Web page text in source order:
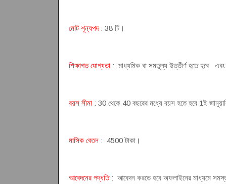
মোট শূন্যপদ: 38 টি।
শিক্ষাগত যোগ্যতা: মাধ্যমিক বা সমতুল্য উত্তীর্ণ হতে হবে এবং
বয়স সীমা: 30 থেকে 40 বছরের মধ্যে বয়স হতে হবে 1ই জানুয়ারি
মাসিক বেতন: 4500 টাকা।
আবেদনের পদ্ধতি: আবেদন করতে হবে অফলাইনের মাধ্যমে সমস্ত